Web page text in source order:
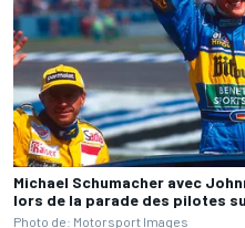
Michael Schumacher avec
lors de la parade des pilotes
Photo de: Motorsport Images